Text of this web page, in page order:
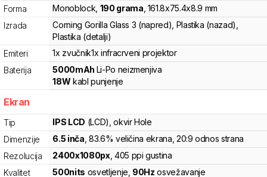
Forma Monoblock 190 grama 161.8x75.4x8.9 mm
Izrada
Corning Gorilla Glass 3 (napred), Plastika (nazad),
Plastika (detalji)
Emiteri
1x zvučnik1x infracrveni projektor
Baterija
5000mAh Li-Po neizmenjiva
18W kabl punjenje
Ekran
Tip IPS LCD (LCD) , okvir Hole
Dimenzije
6.5 inča , 83.6% veličina ekrana , 20:9 odnos strana
Rezolucija
2400x1080px, 405 ppi gustina
Kvalitet
500nits osvetljenje 90Hz osvežavanje